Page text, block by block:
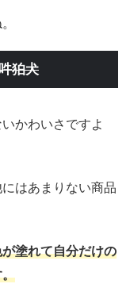
狛犬
かわいさですよ
はあまりない商品
塗れて自分だけの